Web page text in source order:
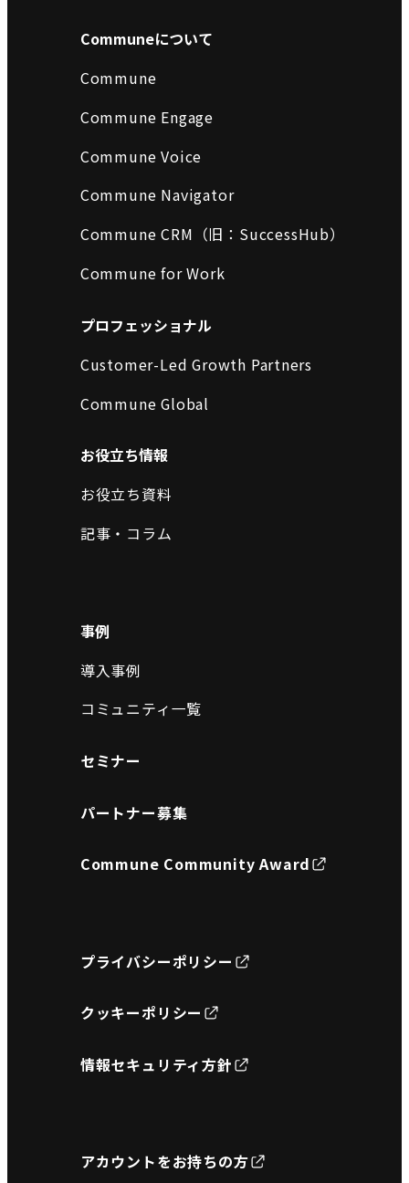
Communeについて
Commune
Commune Engage
Commune Voice
Commune Navigator
Commune CRM（旧：SuccessHub）
Commune for Work
プロフェッショナル
Customer-Led Growth Partners
Commune Global
お役立ち情報
お役立ち資料
記事・コラム
事例
導入事例
コミュニティ一覧
セミナー
パートナー募集
Commune Community Award
プライバシーポリシー
クッキーポリシー
情報セキュリティ方針
アカウントをお持ちの方